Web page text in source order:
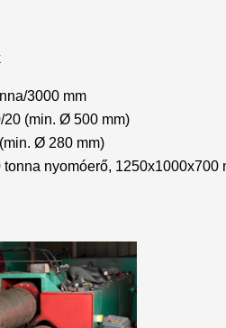
3000 mm
20 (min. Ø 500 mm)
Ø 280 mm)
nyomóerő, 1250x1000x700